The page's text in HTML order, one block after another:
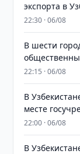
экспорта в
22:30 · 06/08
В шести
22:15 · 06/08
В
месте
22:00 · 06/08
В